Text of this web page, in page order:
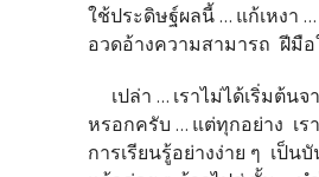
ใช้ประดิษฐ์ผลนี้ ... แก้เหงา
อวดอ้างความสามารถ ฝีมือ
เปล่า ... เราไม่ได้เริ่มต้นจ
หรอกครับ ... แต่ทุกอย่าง เร
การเรียนรู้อย่างง่าย ๆ เป็น